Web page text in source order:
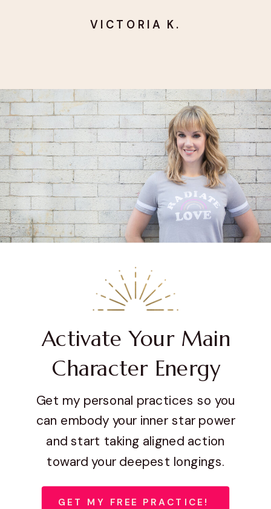
VICTORIA K.
Activate Your Main
Character Energy
Get my personal practices so you
can embody your inner star power
and start taking aligned action
toward your deepest longings.
GET MY FREE PRACTICE!